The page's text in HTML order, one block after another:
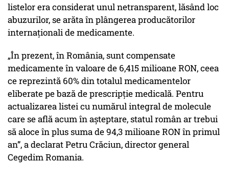
listelor era considerat unul netransparent, lăsând loc
abuzurilor, se arăta în plângerea producătorilor
internaționali de medicamente.
„În prezent, în România, sunt compensate
medicamente în valoare de 6,415 milioane RON, ceea
ce reprezintă 60% din totalul medicamentelor
eliberate pe bază de prescripţie medicală. Pentru
actualizarea listei cu numărul integral de molecule
care se află acum în aşteptare, statul român ar trebui
să aloce în plus suma de 94,3 milioane RON în primul
an”, a declarat Petru Crăciun, director general
Cegedim Romania.